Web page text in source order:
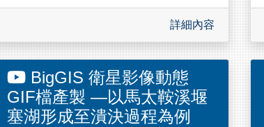
詳細內容
BigGIS 衛星影像動態
GIF檔產製 —以馬太鞍溪堰
塞湖形成至潰決過程為例